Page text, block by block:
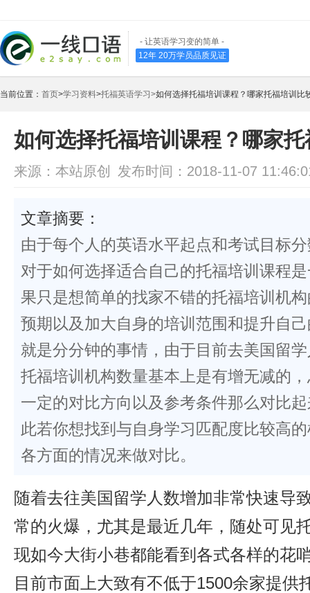
- 让英语学习变的简单 -
12年 20万学员品质见证
当前位置： 首页>学习资料>托福英语学习>如何选择托福培训课程？哪家托福培训比
如何选择托福培训课程？哪家
来源：本站原创 发布时间：2018-11-07
文章摘要：
由于每个人的英语水平起点和考试目标
对于如何选择适合自己的托福培训课程
果只是想简单的找家不错的托福培训机
预期以及加大自身的培训范围和提升自
就是分分钟的事情，由于目前去美国留
托福培训机构数量基本上是有增无减的
一定的对比方向以及参考条件那么对比
此若你想找到与自身学习匹配度比较高
各方面的情况来做对比。
随着去往美国留学人数增加非常快速导
常的火爆，尤其是最近几年，随处可见
现如今大街小巷都能看到各式各样的花
目前市面上大致有不低于1500余家提供